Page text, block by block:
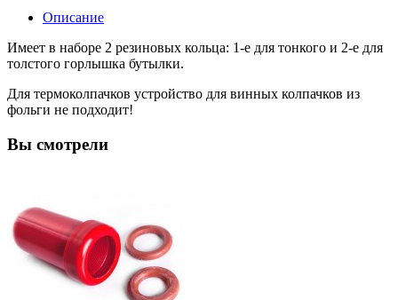
Описание
Имеет в наборе 2 резиновых кольца: 1-е для тонкого и 2-е для
толстого горлышка бутылки.
Для термоколпачков устройство для винных колпачков из
фольги не подходит!
Вы смотрели